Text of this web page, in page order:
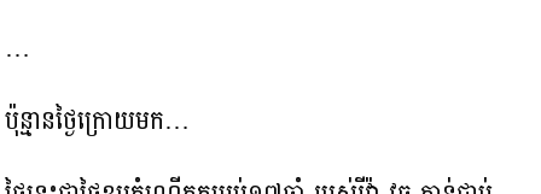
…
ប៉ុន្មានថ្ងៃក្រោយមក…